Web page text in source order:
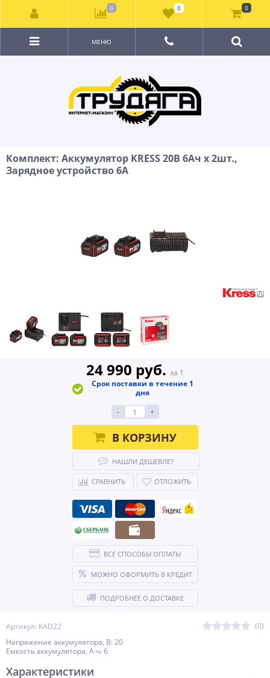
МЕНЮ
Комплект: Аккумулятор KRESS 20В 6Ач х 2шт.,
Зарядное устройство 6А
Артикул: KAD22
(0)
Напряжение аккумулятора, В: 20
Емкость аккумулятора, А·ч: 6
24 990 руб. за 1
Срок поставки в течение 1
дня
-
+
В КОРЗИНУ
НАШЛИ ДЕШЕВЛЕ?
СРАВНИТЬ ОТЛОЖИТЬ
ВСЕ СПОСОБЫ ОПЛАТЫ
МОЖНО ОФОРМИТЬ В КРЕДИТ
ПОДРОБНЕЕ О ДОСТАВКЕ
Характеристики
0 0 0